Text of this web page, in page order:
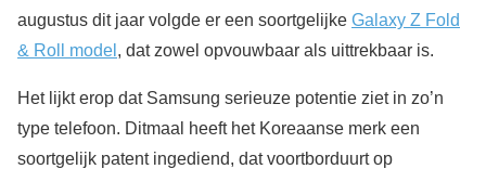
augustus dit jaar volgde er een soortgelijke Galaxy Z Fold
& Roll model , dat zowel opvouwbaar als uittrekbaar is.
Het lijkt erop dat Samsung serieuze potentie ziet in zo’n
type telefoon. Ditmaal heeft het Koreaanse merk een
soortgelijk patent ingediend, dat voortborduurt op